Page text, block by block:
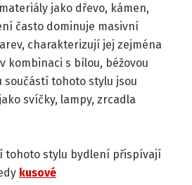
jako dřevo, kámen,
často dominuje masivní
charakterizují jej zejména
kombinaci s bílou, béžovou
součástí tohoto stylu jsou
svíčky, lampy, zrcadla
tohoto stylu bydlení přispívají
kusové